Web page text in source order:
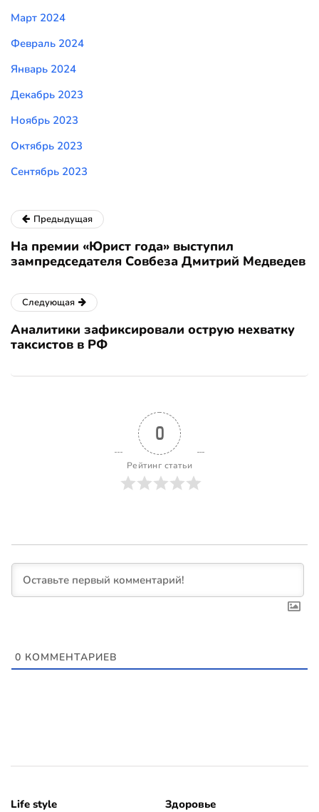
Март 2024
Февраль 2024
Январь 2024
Декабрь 2023
Ноябрь 2023
Октябрь 2023
Сентябрь 2023
Предыдущая
На премии «Юрист года» выступил
зампредседателя Совбеза Дмитрий Медведев
Следующая
Аналитики зафиксировали острую нехватку
таксистов в РФ
0
Рейтинг статьи
0 КОММЕНТАРИЕВ
Life style
Здоровье